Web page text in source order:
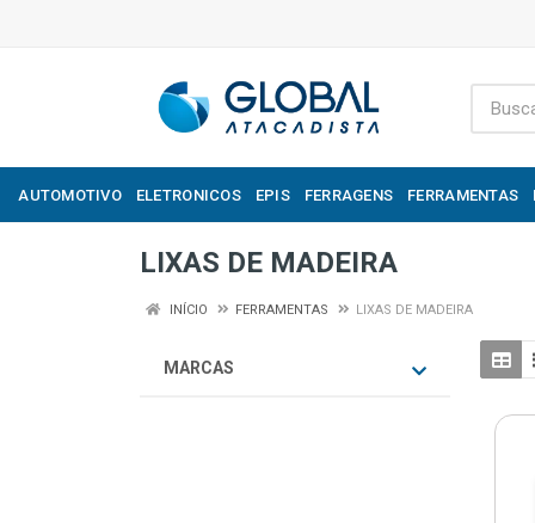
AUTOMOTIVO ELETRONICOS EPIS FERRAGENS FERRAMENTAS
LIXAS DE MADEIRA
INÍCIO FERRAMENTAS LIXAS DE MADEIRA
MARCAS